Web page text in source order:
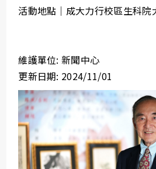
活動地點｜成大力行校區生科院
維護單位: 新聞中心
更新日期: 2024/11/01